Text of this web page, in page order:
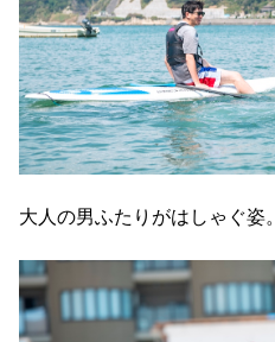
大人の男ふたりがはしゃぐ姿。